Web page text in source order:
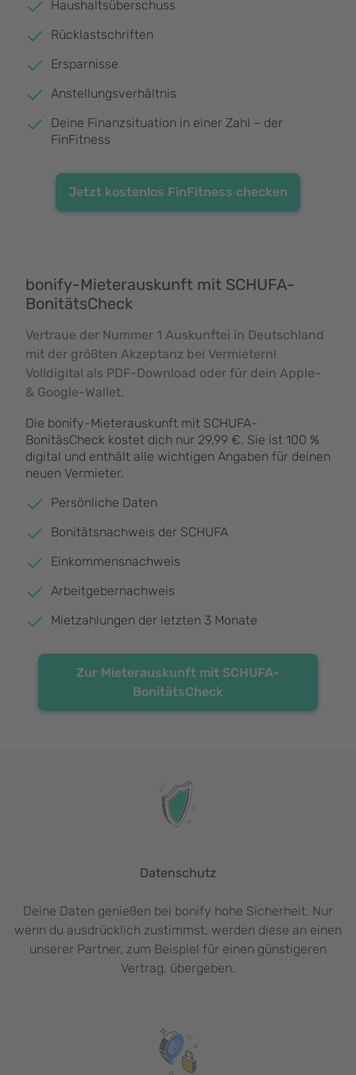
Haushaltsüberschuss
Rücklastschriften
Ersparnisse
Anstellungsverhältnis
Deine Finanzsituation in einer Zahl – der
FinFitness
Jetzt kostenlos FinFitness checken
bonify-Mieterauskunft mit SCHUFA-
BonitätsCheck
Vertraue der Nummer 1 Auskunftei in Deutschland
mit der größten Akzeptanz bei Vermietern!
Volldigital als PDF-Download oder für dein Apple-
& Google-Wallet.
Die bonify-Mieterauskunft mit SCHUFA-
BonitäsCheck kostet dich nur 29,99 €. Sie ist 100 %
digital und enthält alle wichtigen Angaben für deinen
neuen Vermieter.
Persönliche Daten
Bonitätsnachweis der SCHUFA
Einkommensnachweis
Arbeitgebernachweis
Mietzahlungen der letzten 3 Monate
Zur Mieterauskunft mit SCHUFA-
BonitätsCheck
Datenschutz
Deine Daten genießen bei bonify hohe Sicherheit. Nur
wenn du ausdrücklich zustimmst, werden diese an einen
unserer Partner, zum Beispiel für einen günstigeren
Vertrag, übergeben.